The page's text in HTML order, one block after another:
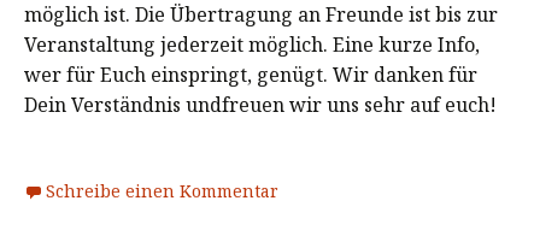
möglich ist. Die Übertragung an Freunde ist bis zur
Veranstaltung jederzeit möglich. Eine kurze Info,
wer für Euch einspringt, genügt. Wir danken für
Dein Verständnis undfreuen wir uns sehr auf euch!
Schreibe einen Kommentar